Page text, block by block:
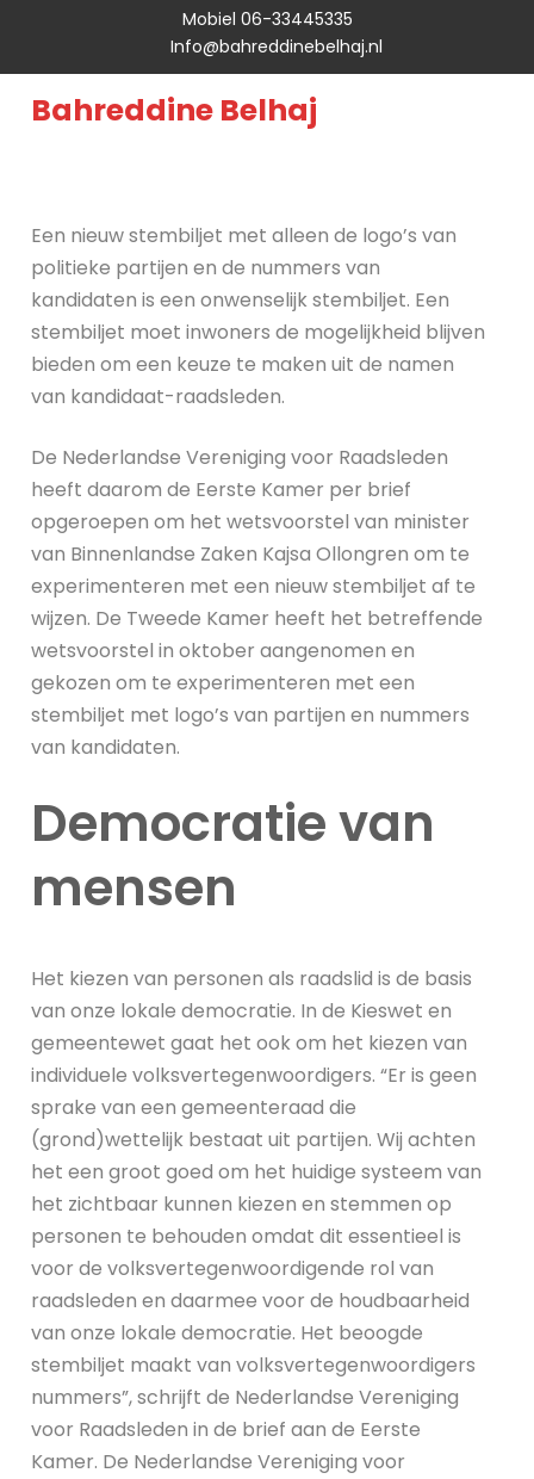
Mobiel 06-33445335
Info@bahreddinebelhaj.nl
Bahreddine Belhaj
Een nieuw stembiljet met alleen de logo’s van
politieke partijen en de nummers van
kandidaten is een onwenselijk stembiljet. Een
stembiljet moet inwoners de mogelijkheid blijven
bieden om een keuze te maken uit de namen
van kandidaat-raadsleden.
De Nederlandse Vereniging voor Raadsleden
heeft daarom de Eerste Kamer per brief
opgeroepen om het wetsvoorstel van minister
van Binnenlandse Zaken Kajsa Ollongren om te
experimenteren met een nieuw stembiljet af te
wijzen. De Tweede Kamer heeft het betreffende
wetsvoorstel in oktober aangenomen en
gekozen om te experimenteren met een
stembiljet met logo’s van partijen en nummers
van kandidaten.
Democratie van
mensen
Het kiezen van personen als raadslid is de basis
van onze lokale democratie. In de Kieswet en
gemeentewet gaat het ook om het kiezen van
individuele volksvertegenwoordigers. “Er is geen
sprake van een gemeenteraad die
(grond)wettelijk bestaat uit partijen. Wij achten
het een groot goed om het huidige systeem van
het zichtbaar kunnen kiezen en stemmen op
personen te behouden omdat dit essentieel is
voor de volksvertegenwoordigende rol van
raadsleden en daarmee voor de houdbaarheid
van onze lokale democratie. Het beoogde
stembiljet maakt van volksvertegenwoordigers
nummers”, schrijft de Nederlandse Vereniging
voor Raadsleden in de brief aan de Eerste
Kamer. De Nederlandse Vereniging voor